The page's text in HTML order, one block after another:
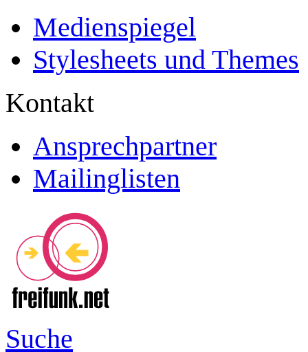
Medienspiegel
Stylesheets und Themes
Kontakt
Ansprechpartner
Mailinglisten
Suche